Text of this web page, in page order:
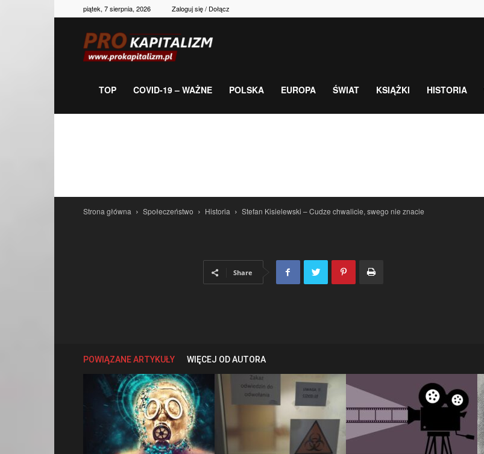
piątek, 7 sierpnia, 2026 Zaloguj się / Dołącz
gospodarka,
TOP COVID-19 – WAŻNE POLSKA EUROPA ŚWIAT KSIĄŻKI HISTORIA
Strona główna Społeczeństwo Historia Stefan Kisielewski – Cudze chwalicie, swego nie znacie
Share
POWIĄZANE ARTYKUŁY WIĘCEJ OD AUTORA